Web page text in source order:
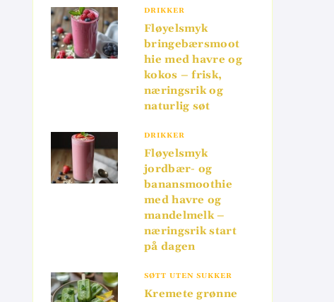
DRIKKER
Fløyelsmyk
bringebærsmoot
hie med havre og
kokos – frisk,
næringsrik og
naturlig søt
DRIKKER
Fløyelsmyk
jordbær- og
banansmoothie
med havre og
mandelmelk –
næringsrik start
på dagen
SØTT UTEN SUKKER
Kremete grønne